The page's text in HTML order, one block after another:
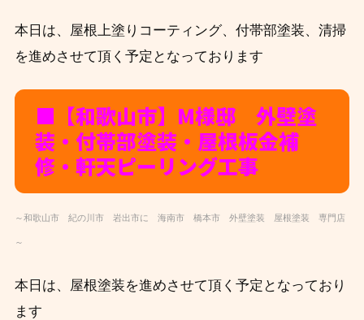
本日は、屋根上塗りコーティング、付帯部塗装、清掃
を進めさせて頂く予定となっております
■【和歌山市】M様邸 外壁塗
装・付帯部塗装・屋根板金補
修・軒天ピーリング工事
～和歌山市 紀の川市 岩出市に 海南市 橋本市 外壁塗装 屋根塗装 専門店
～
本日は、屋根塗装を進めさせて頂く予定となっており
ます